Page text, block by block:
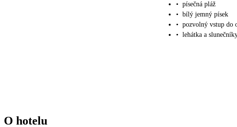
• písečná pláž
• bílý jemný písek
• pozvolný vstup do
• lehátka a
O hotelu